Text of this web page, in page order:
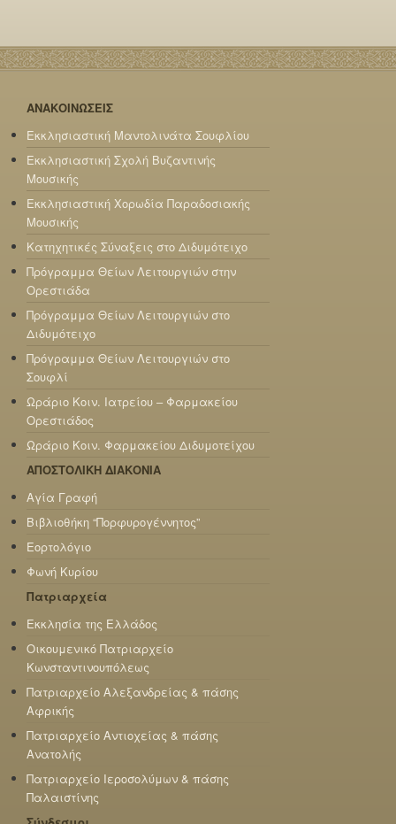
ΑΝΑΚΟΙΝΩΣΕΙΣ
Εκκλησιαστική Μαντολινάτα Σουφλίου
Εκκλησιαστική Σχολή Βυζαντινής
Μουσικής
Εκκλησιαστική Χορωδία Παραδοσιακής
Μουσικής
Κατηχητικές Σύναξεις στο Διδυμότειχο
Πρόγραμμα Θείων Λειτουργιών στην
Ορεστιάδα
Πρόγραμμα Θείων Λειτουργιών στο
Διδυμότειχο
Πρόγραμμα Θείων Λειτουργιών στο
Σουφλί
Ωράριο Κοιν. Ιατρείου – Φαρμακείου
Ορεστιάδος
Ωράριο Κοιν. Φαρμακείου Διδυμοτείχου
ΑΠΟΣΤΟΛΙΚΗ ΔΙΑΚΟΝΙΑ
Αγία Γραφή
Βιβλιοθήκη “Πορφυρογέννητος”
Εορτολόγιο
Φωνή Κυρίου
Πατριαρχεία
Εκκλησία της Ελλάδος
Οικουμενικό Πατριαρχείο
Κωνσταντινουπόλεως
Πατριαρχείο Αλεξανδρείας & πάσης
Αφρικής
Πατριαρχείο Αντιοχείας & πάσης
Ανατολής
Πατριαρχείο Ιεροσολύμων & πάσης
Παλαιστίνης